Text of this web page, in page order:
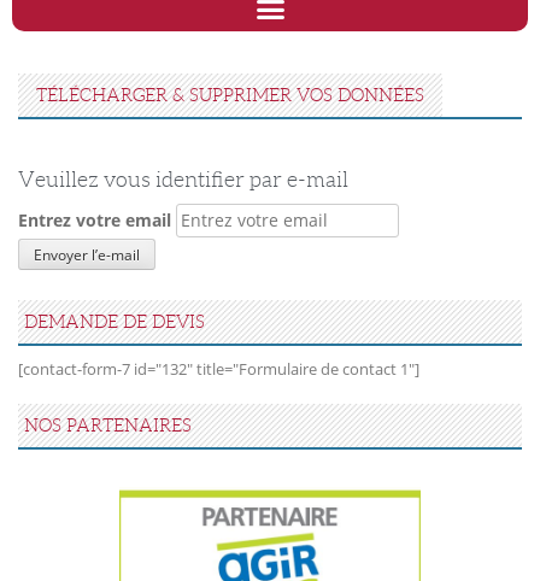
TÉLÉCHARGER & SUPPRIMER VOS DONNÉES
Veuillez vous identifier par e-mail
Entrez votre email
DEMANDE DE DEVIS
[contact-form-7 id="132" title="Formulaire de contact 1"]
NOS PARTENAIRES